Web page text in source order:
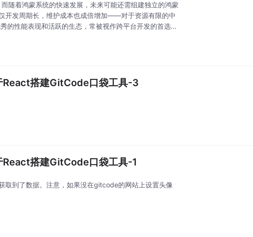
随着鸿蒙系统的快速发展，未来可能还需组建独立的鸿蒙
开发周期长，维护成本也成倍增加——对于资源有限的中
的性能表现和活跃的生态，常被视作跨平台开发的首选。
React搭建GitCode口袋工具-3
React搭建GitCode口袋工具-1
取到了数据。注意，如果没在gitcode的网站上设置头像